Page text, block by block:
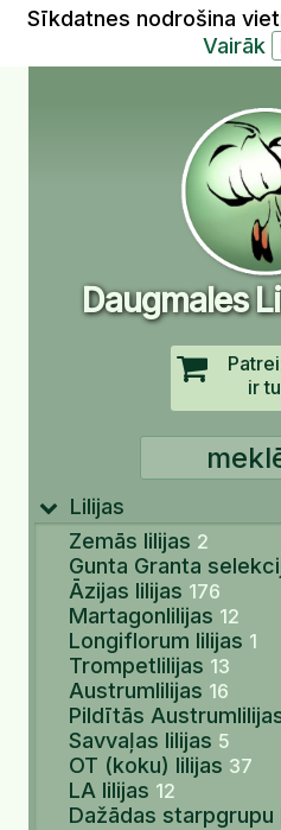
Sīkdatnes nodrošina
Vairāk
Daugmales
ir
Lilijas
Zemās lilijas 2
Gunta Granta
Āzijas lilijas 176
Martagonlilijas 12
Longiflorum lilijas 1
Trompetlilijas 13
Austrumlilijas 16
Pildītās
Savvaļas lilijas 5
OT (koku) lilijas 37
LA lilijas 12
Dažādas starpgrupu